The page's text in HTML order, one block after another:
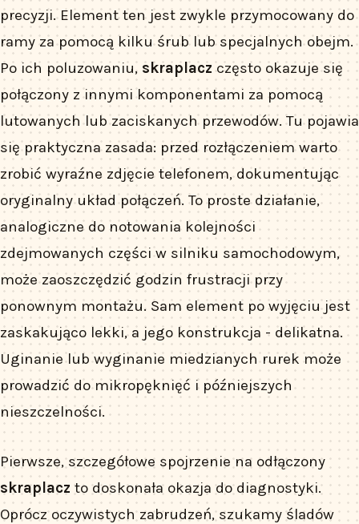
precyzji. Element ten jest zwykle przymocowany do
ramy za pomocą kilku śrub lub specjalnych obejm.
Po ich poluzowaniu, skraplaczczęsto okazuje się
połączony z innymi komponentami za pomocą
lutowanych lub zaciskanych przewodów. Tu pojawia
się praktyczna zasada: przed rozłączeniem warto
zrobić wyraźne zdjęcie telefonem, dokumentując
oryginalny układ połączeń. To proste działanie,
analogiczne do notowania kolejności
zdejmowanych części w silniku samochodowym,
może zaoszczędzić godzin frustracji przy
ponownym montażu. Sam element po wyjęciu jest
zaskakująco lekki, a jego konstrukcja - delikatna.
Uginanie lub wyginanie miedzianych rurek może
prowadzić do mikropęknięć i późniejszych
nieszczelności.
Pierwsze, szczegółowe spojrzenie na odłączony
skraplacz to doskonała okazja do diagnostyki.
Oprócz oczywistych zabrudzeń, szukamy śladów